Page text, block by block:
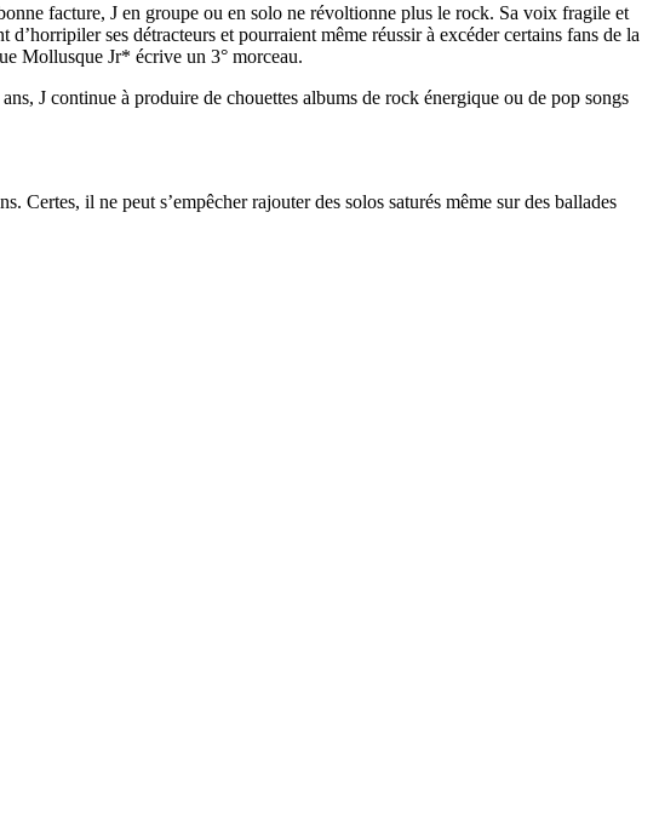
facture, J en groupe ou en solo ne révoltionne plus le rock. Sa voix fragile et
d’horripiler ses détracteurs et pourraient même réussir à excéder certains fans de la
Mollusque Jr* écrive un 3° morceau.
J continue à produire de chouettes albums de rock énergique ou de pop songs
Certes, il ne peut s’empêcher rajouter des solos saturés même sur des ballades